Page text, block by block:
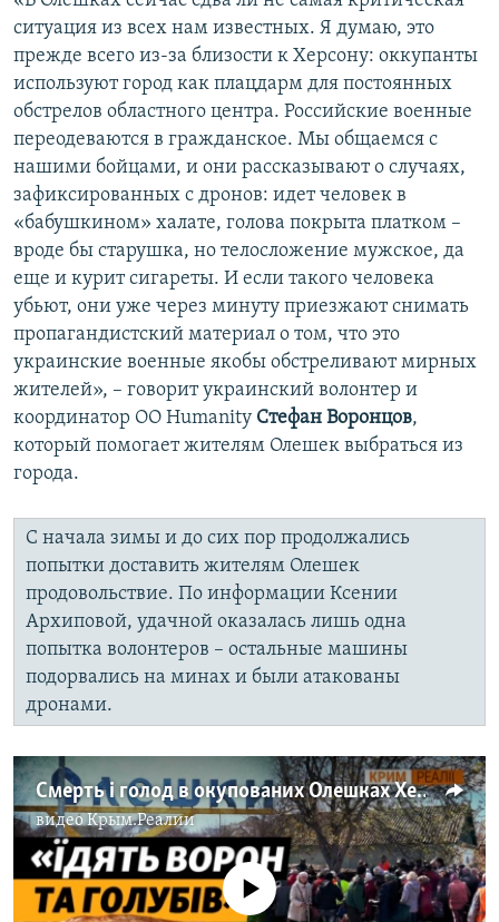
ситуация из всех нам известных. Я думаю, это
прежде всего из-за близости к Херсону: оккупанты
используют город как плацдарм для постоянных
обстрелов областного центра. Российские военные
переодеваются в гражданское. Мы общаемся с
нашими бойцами, и они рассказывают о случаях,
зафиксированных с дронов: идет человек в
«бабушкином» халате, голова покрыта платком –
вроде бы старушка, но телосложение мужское, да
еще и курит сигареты. И если такого человека
убьют, они уже через минуту приезжают снимать
пропагандистский материал о том, что это
украинские военные якобы обстреливают мирных
жителей», – говорит украинский волонтер и
координатор ОО Humanity Стефан Воронцов,
который помогает жителям Олешек выбраться из
города.
С начала зимы и до сих пор продолжались
попытки доставить жителям Олешек
продовольствие. По информации Ксении
Архиповой, удачной оказалась лишь одна
попытка волонтеров – остальные машины
подорвались на минах и были атакованы
дронами.
Смерть і голод в окупованих Олешках Херсонської області (відео)
видеоКрым.Реалии
No media source currently available